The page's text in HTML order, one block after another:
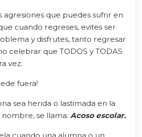
agresiones que puedes sufrir en
cuando regreses, evites ser
y disfrutes, tanto regresar
celebrar que TODOS y TODAS
vez.
fuera!
sea herida o lastimada en la
se llama: Acoso escolar.